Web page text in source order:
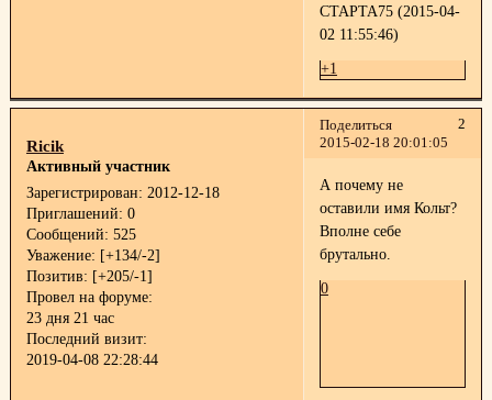
СТАРТА75 (2015-04-
02 11:55:46)
+1
Поделиться
2
2015-02-18 20:01:05
Ricik
Активный участник
Зарегистрирован: 2012-12-18
Приглашений: 0
Сообщений: 525
Уважение: [+134/-2]
Позитив: [+205/-1]
Провел на форуме:
23 дня 21 час
Последний визит:
2019-04-08 22:28:44
А почему не
оставили имя Кольт?
Вполне себе
брутально.
0